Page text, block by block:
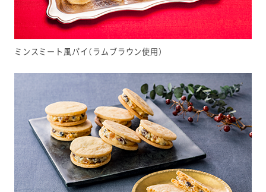
ミンスミート風パイ（ラムブラウン使用）